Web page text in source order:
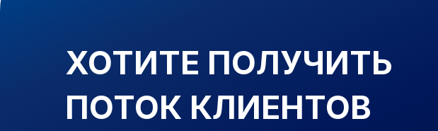
ХОТИТЕ ПОЛУЧИТЬ
ПОТОК КЛИЕНТОВ